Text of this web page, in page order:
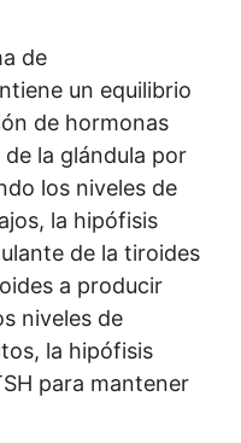
de
un equilibrio
de hormonas
la glándula por
los niveles de
la hipófisis
de la tiroides
a producir
niveles de
la hipófisis
para mantener